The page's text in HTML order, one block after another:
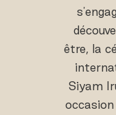
être, la
Siyam